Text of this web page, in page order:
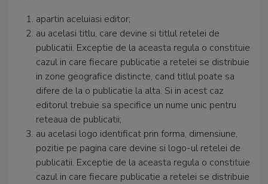
apartin aceluiasi editor;
au acelasi titlu, care devine si titlul retelei de
publicatii. Exceptie de la aceasta regula o constituie
cazul in care fiecare publicatie a retelei se distribuie
in zone geografice distincte, cand titlul poate sa
difere de la o publicatie la alta. Si in acest caz
editorul trebuie sa specifice un nume unic pentru
reteaua de publicatii;
au acelasi logo identificat prin forma, dimensiune,
pozitie pe pagina care devine si logo-ul retelei de
publicatii. Exceptie de la aceasta regula o constituie
cazul in care fiecare publicatie a retelei se distribuie